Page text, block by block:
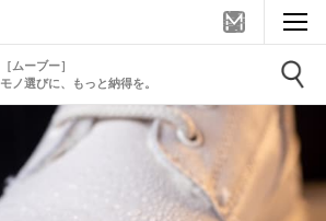
［ムーブー］
モノ選びに、もっと納得を。